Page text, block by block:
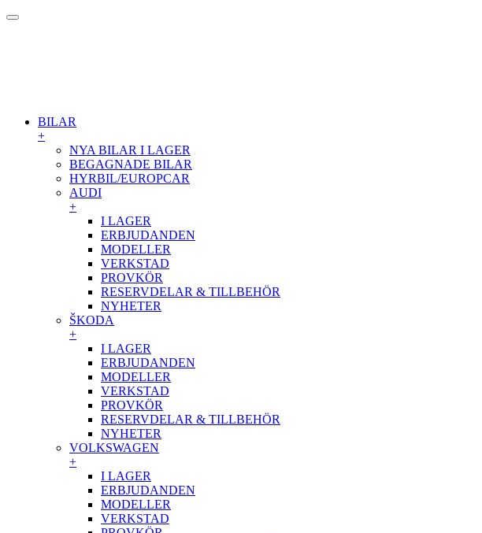
BILAR
+
NYA BILAR I LAGER
BEGAGNADE BILAR
HYRBIL/EUROPCAR
AUDI
+
I LAGER
ERBJUDANDEN
MODELLER
VERKSTAD
PROVKÖR
RESERVDELAR & TILLBEHÖR
NYHETER
ŠKODA
+
I LAGER
ERBJUDANDEN
MODELLER
VERKSTAD
PROVKÖR
RESERVDELAR & TILLBEHÖR
NYHETER
VOLKSWAGEN
+
I LAGER
ERBJUDANDEN
MODELLER
VERKSTAD